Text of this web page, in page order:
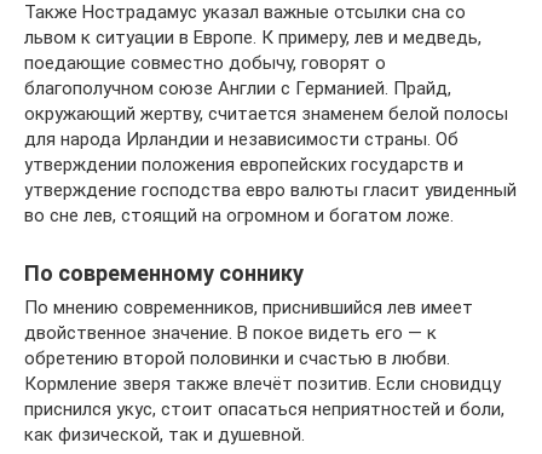
Также Нострадамус указал важные отсылки сна со
львом к ситуации в Европе. К примеру, лев и медведь,
поедающие совместно добычу, говорят о
благополучном союзе Англии с Германией. Прайд,
окружающий жертву, считается знаменем белой полосы
для народа Ирландии и независимости страны. Об
утверждении положения европейских государств и
утверждение господства евро валюты гласит увиденный
во сне лев, стоящий на огромном и богатом ложе.
По современному соннику
По мнению современников, приснившийся лев имеет
двойственное значение. В покое видеть его — к
обретению второй половинки и счастью в любви.
Кормление зверя также влечёт позитив. Если сновидцу
приснился укус, стоит опасаться неприятностей и боли,
как физической, так и душевной.